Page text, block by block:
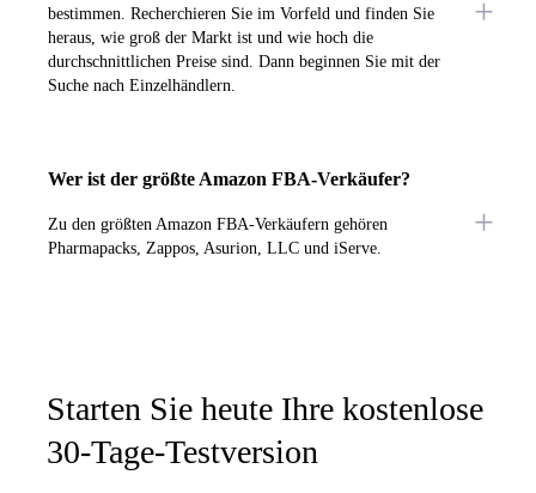
bestimmen. Recherchieren Sie im Vorfeld und finden Sie
heraus, wie groß der Markt ist und wie hoch die
durchschnittlichen Preise sind. Dann beginnen Sie mit der
Suche nach Einzelhändlern.
Wer ist der größte Amazon FBA-Verkäufer?
Zu den größten Amazon FBA-Verkäufern gehören
Pharmapacks, Zappos, Asurion, LLC und iServe.
Starten Sie heute Ihre kostenlose
30-Tage-Testversion